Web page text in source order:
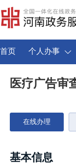
首页 个人办事
医疗广告审
在线办理
基本信息